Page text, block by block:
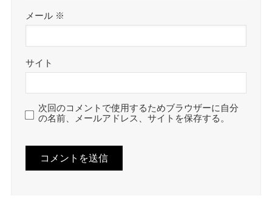
メール ※
サイト
次回のコメントで使用するためブラウザーに自分
の名前、メールアドレス、サイトを保存する。